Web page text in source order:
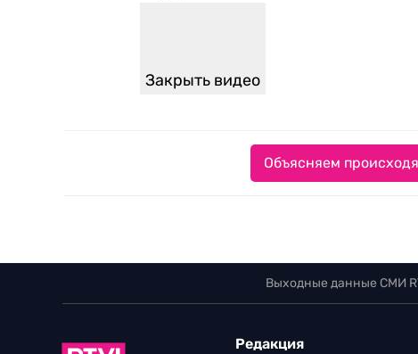
Закрыть видео
Объясняем
Выходные данные СМИ
Редакция